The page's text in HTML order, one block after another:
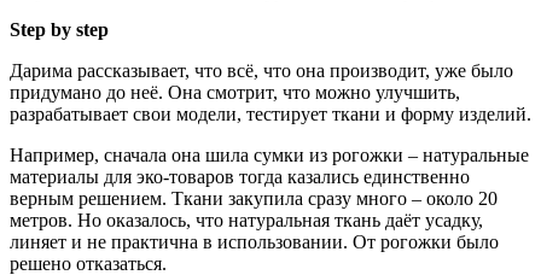
Step by step
Дарима рассказывает, что всё, что она производит, уже было
придумано до неё. Она смотрит, что можно улучшить,
разрабатывает свои модели, тестирует ткани и форму изделий.
Например, сначала она шила сумки из рогожки – натуральные
материалы для эко-товаров тогда казались единственно
верным решением. Ткани закупила сразу много – около 20
метров. Но оказалось, что натуральная ткань даёт усадку,
линяет и не практична в использовании. От рогожки было
решено отказаться.